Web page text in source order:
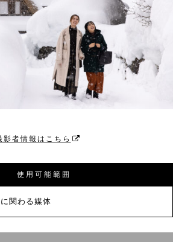
影者情報はこちら
使用可能範囲
関わる媒体